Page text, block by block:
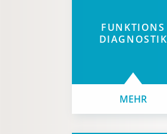
FUNKTIONS
DIAGNOSTIK
MEHR